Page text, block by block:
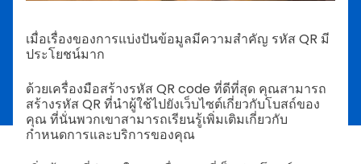
เมื่อเรื่องของการแบ่งปันข้อมูลมีความสำคัญ รหัส QR มี
ประโยชน์มาก
ด้วยเครื่องมือสร้างรหัส QR code ที่ดีที่สุด คุณสามารถ
สร้างรหัส QR ที่นำผู้ใช้ไปยังเว็บไซต์เกี่ยวกับโบสถ์ของ
คุณ ที่นั่นพวกเขาสามารถเรียนรู้เพิ่มเติมเกี่ยวกับ
กำหนดการและบริการของคุณ